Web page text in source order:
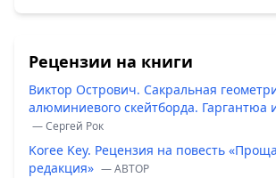
Рецензии на книги
Виктор Острович. Сакральная
алюминиевого скейтборда. Гаргантюа
— Сергей Рок
Koree Key. Рецензия на повесть
редакция» — ABTOP